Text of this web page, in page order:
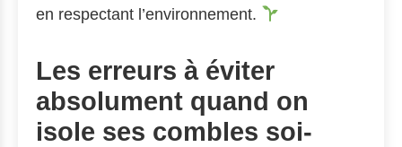
en respectant l’environnement.
Les erreurs à éviter
absolument quand on
isole ses combles soi-